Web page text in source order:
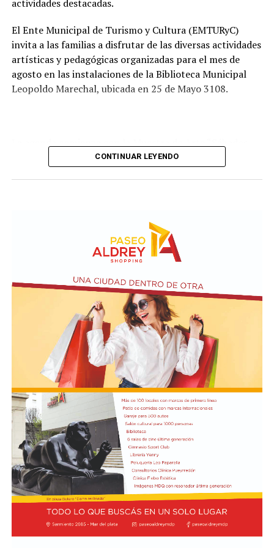
obra.
actividades destacadas.
El Ente Municipal de Turismo y Cultura (EMTURyC)
invita a las familias a disfrutar de las diversas actividades
artísticas y pedagógicas organizadas para el mes de
agosto en las instalaciones de la Biblioteca Municipal
Leopoldo Marechal, ubicada en 25 de Mayo 3108.
Culturales”, a cargo del grupo Cul Mardel, que se podrá
10 a 12 en la Biblioteca de Autores Marplatenses,
ubicada en el primer piso del edificio.
En relación al Ciclo Mes de la Niñez, este viernes 7 de
agosto a las 17:30 se presentarán “Los cuentos de
Charo” y la narración de poesías populares infantiles a
cargo de María del Rosario Gerez Martínez.
En tanto, el viernes 21 a las 17:30 se desarrollará “El
Cerebro Mágico: construyendo preguntas, respuestas y
circuitos”, a cargo de María Paula Algote. Se trata de un
taller práctico de arte, ciencia y tecnología en el que al
finalizar cada participante se lleva su propia creación
terminada. Es una actividad arancelada (incluye
materiales) destinada a niños a partir de los 6 años.
Los participantes menores de 8 años deberán asistir
acompañados por una persona adulta (menores
asistentes $12.000 y adulto acompañante $5.000). Las
entradas están disponibles en la boletería de lunes a
viernes de 14 a 19.
CONTINUAR LEYENDO